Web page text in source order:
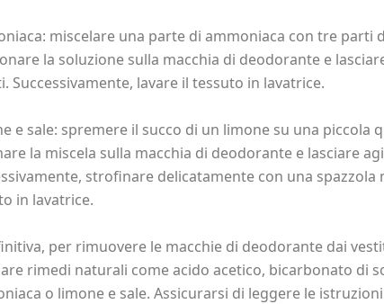
miscelare una parte di ammoniaca con tre parti
la soluzione sulla macchia di deodorante e
Successivamente, lavare il tessuto in lavatrice.
e sale: spremere il succo di un limone su una piccola
la miscela sulla macchia di deodorante e lasciare
strofinare delicatamente con una spazzola
in lavatrice.
per rimuovere le macchie di deodorante dai
rimedi naturali come acido acetico, bicarbonato di
o limone e sale. Assicurarsi di leggere le